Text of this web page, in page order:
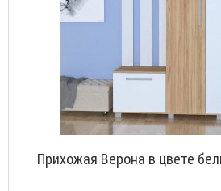
Прихожая Верона в цвете